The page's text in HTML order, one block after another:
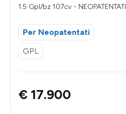
1.5 Gpl/bz 107cv - NEOPATENTATI
Per Neopatentati
GPL
€ 17.900